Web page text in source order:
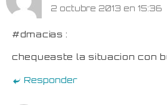
2 octubre 2013 en 15:36
#dmacias :
chequeaste la situacion con
Responder